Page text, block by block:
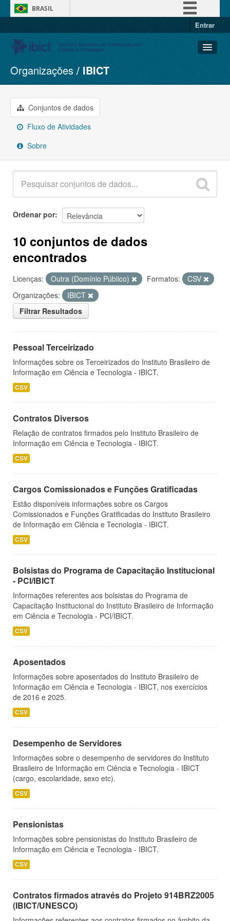
BRASIL
Entrar
Conjuntos de dados
Organizações
Grupos
Sobre
Organizações IBICT
Conjuntos de dados
Fluxo de Atividades
Sobre
Ordenar por
10 conjuntos de dados
encontrados
Licenças: Outra (Domínio Público) Formatos:
CSV
Organizações:
IBICT
Filtrar Resultados
Pessoal Terceirizado
Informações sobre os Terceirizados do Instituto Brasileiro de
Informação em Ciência e Tecnologia - IBICT.
CSV
Contratos Diversos
Relação de contratos firmados pelo Instituto Brasileiro de
Informação em Ciência e Tecnologia - IBICT.
CSV
Cargos Comissionados e Funções Gratificadas
Estão disponíveis informações sobre os Cargos
Comissionados e Funções Gratificadas do Instituto Brasileiro
de Informação em Ciência e Tecnologia - IBICT.
CSV
Bolsistas do Programa de Capacitação Institucional
- PCI/IBICT
Informações referentes aos bolsistas do Programa de
Capacitação Institucional do Instituto Brasileiro de Informação
em Ciência e Tecnologia - PCI/IBICT.
CSV
Aposentados
Informações sobre aposentados do Instituto Brasileiro de
Informação em Ciência e Tecnologia - IBICT, nos exercícios
de 2016 e 2025.
CSV
Desempenho de Servidores
Informações sobre o desempenho de servidores do Instituto
Brasileiro de Informação em Ciência e Tecnologia - IBICT
(cargo, escolaridade, sexo etc).
CSV
Pensionistas
Informações sobre pensionistas do Instituto Brasileiro de
Informação em Ciência e Tecnologia - IBICT.
CSV
Contratos firmados através do Projeto 914BRZ2005
(IBICT/UNESCO)